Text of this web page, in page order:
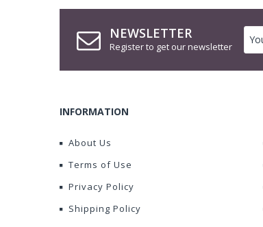
NEWSLETTER
Register to get our newsletter
INFORMATION
About Us
Terms of Use
Privacy Policy
Shipping Policy